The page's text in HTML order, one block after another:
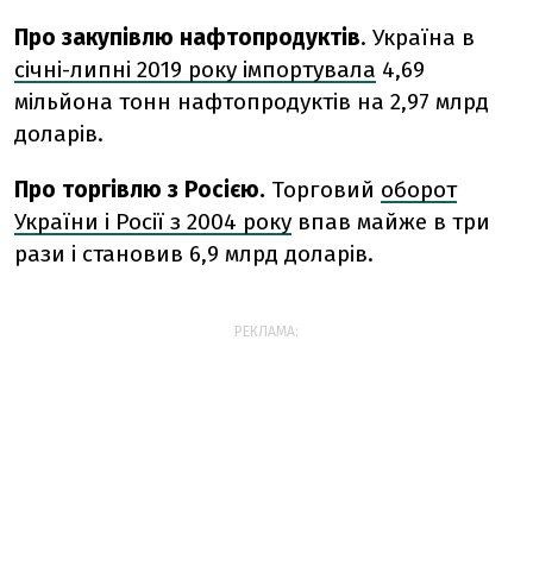
Про закупівлю нафтопродуктів. Україна в
січні-липні 2019 року імпортувала 4,69
мільйона тонн нафтопродуктів на 2,97 млрд
доларів.
Про торгівлю з Росією. Торговий оборот
України і Росії з 2004 року впав майже в три
рази і становив 6,9 млрд доларів.
РЕКЛАМА: